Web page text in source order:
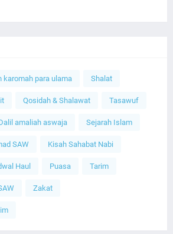
karomah para ulama Shalat
Qosidah & Shalawat Tasawuf
amaliah aswaja Sejarah Islam
SAW Kisah Sahabat Nabi
Haul Puasa Tarim
Zakat